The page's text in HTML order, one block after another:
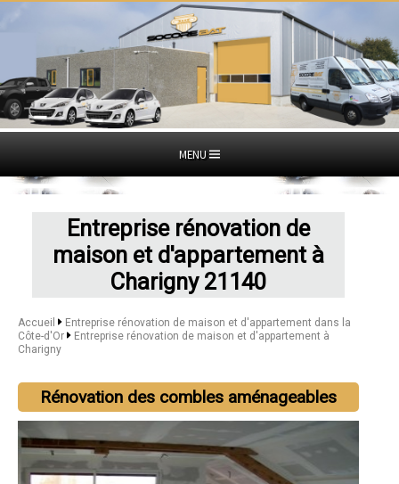
MENU
Entreprise rénovation de
maison et d'appartement à
Charigny 21140
Accueil
Entreprise rénovation de maison et d'appartement dans la
Côte-d'Or
Entreprise rénovation de maison et d'appartement à
Charigny
Rénovation des combles aménageables